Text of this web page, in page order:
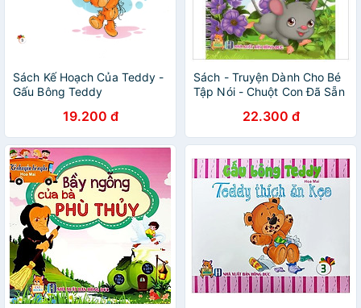
Sách Kế Hoạch Của Teddy -
Gấu Bông Teddy
19.200 đ
Sách - Truyện Dành Cho Bé
Tập Nói - Chuột Con Đã Sẵn
22.300 đ